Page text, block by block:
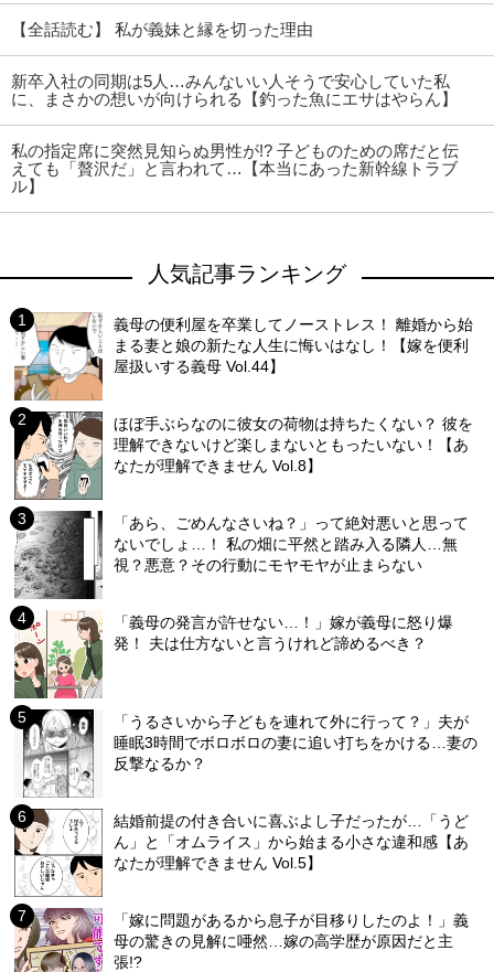
【全話読む】 私が義妹と縁を切った理由
新卒入社の同期は5人…みんないい人そうで安心していた私
に、まさかの想いが向けられる【釣った魚にエサはやらん】
私の指定席に突然見知らぬ男性が!? 子どものための席だと伝
えても「贅沢だ」と言われて…【本当にあった新幹線トラブ
ル】
人気記事ランキング
義母の便利屋を卒業してノーストレス！ 離婚から始
まる妻と娘の新たな人生に悔いはなし！【嫁を便利
屋扱いする義母 Vol.44】
ほぼ手ぶらなのに彼女の荷物は持ちたくない？ 彼を
理解できないけど楽しまないともったいない！【あ
なたが理解できません Vol.8】
「あら、ごめんなさいね？」って絶対悪いと思って
ないでしょ…！ 私の畑に平然と踏み入る隣人…無
視？悪意？その行動にモヤモヤが止まらない
「義母の発言が許せない…！」嫁が義母に怒り爆
発！ 夫は仕方ないと言うけれど諦めるべき？
「うるさいから子どもを連れて外に行って？」夫が
睡眠3時間でボロボロの妻に追い打ちをかける…妻の
反撃なるか？
結婚前提の付き合いに喜ぶよし子だったが…「うど
ん」と「オムライス」から始まる小さな違和感【あ
なたが理解できません Vol.5】
「嫁に問題があるから息子が目移りしたのよ！」義
母の驚きの見解に唖然…嫁の高学歴が原因だと主
張!?